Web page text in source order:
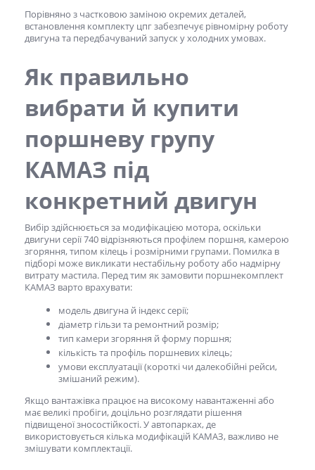
Порівняно з частковою заміною окремих деталей,
встановлення комплекту цпг забезпечує рівномірну роботу
двигуна та передбачуваний запуск у холодних умовах.
Як правильно
вибрати й купити
поршневу групу
КАМАЗ під
конкретний двигун
Вибір здійснюється за модифікацією мотора, оскільки
двигуни серії 740 відрізняються профілем поршня, камерою
згоряння, типом кілець і розмірними групами. Помилка в
підборі може викликати нестабільну роботу або надмірну
витрату мастила. Перед тим як замовити поршнекомплект
КАМАЗ варто врахувати:
модель двигуна й індекс серії;
діаметр гільзи та ремонтний розмір;
тип камери згоряння й форму поршня;
кількість та профіль поршневих кілець;
умови експлуатації (короткі чи далекобійні рейси,
змішаний режим).
Якщо вантажівка працює на високому навантаженні або
має великі пробіги, доцільно розглядати рішення
підвищеної зносостійкості. У автопарках, де
використовується кілька модифікацій КАМАЗ, важливо не
змішувати комплектації.